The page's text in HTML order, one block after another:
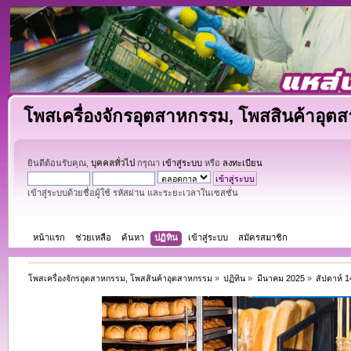
โพสเครื่องจักรอุตสาหกรรม, โพสสินค้าอุต
ยินดีต้อนรับคุณ, บุคคลทั่วไป กรุณา เข้าสู่ระบบหรือ ลงทะเบียน
เข้าสู่ระบบด้วยชื่อผู้ใช้ รหัสผ่าน และระยะเวลาในเซสชั่น
หน้าแรก ช่วยเหลือ ค้นหา ปฏิทิน เข้าสู่ระบบ สมัครสมาชิก
โพสเครื่องจักรอุตสาหกรรม, โพสสินค้าอุตสาหกรรม » ปฏิทิน » มีนาคม 2025» สัปดาห์